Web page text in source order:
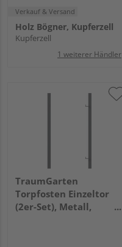
Verkauf & Versand
Holz Bögner, Kupferzell
Kupferzell
1 weiterer Händler
TraumGarten
Torpfosten Einzeltor
(2er-Set), Metall,